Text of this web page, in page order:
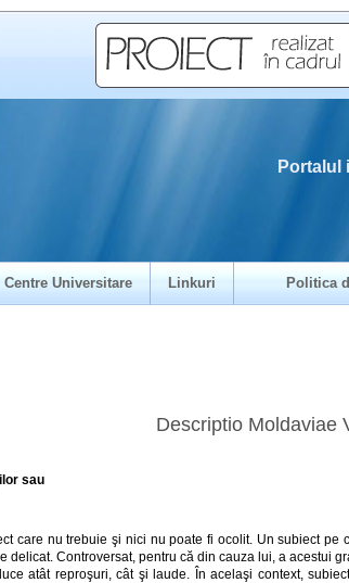
Portalul
Centre Universitare Linkuri Politica
Descriptio Moldaviae
sau
care nu trebuie şi nici nu poate fi ocolit. Un subiect pe
delicat. Controversat, pentru că din cauza lui, a acestui
atât reproşuri, cât şi laude. În acelaşi context,